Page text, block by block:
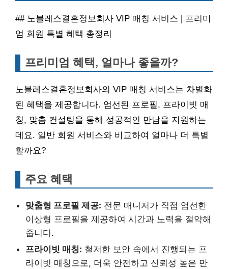
## 노블레스결혼정보회사 VIP 매칭 서비스 | 프리미
엄 회원 특별 혜택 총정리
프리미엄 혜택, 얼마나 좋을까?
노블레스결혼정보회사의 VIP 매칭 서비스는 차별화
된 혜택을 제공합니다. 엄선된 프로필, 프라이빗 매
칭, 맞춤 컨설팅을 통해 성공적인 만남을 지원하는
데요. 일반 회원 서비스와 비교하여 얼마나 더 특별
할까요?
주요 혜택
맞춤형 프로필 제공: 전문 매니저가 직접 엄선한
이상형 프로필을 제공하여 시간과 노력을 절약해
줍니다.
프라이빗 매칭: 철저한 보안 속에서 진행되는 프
라이빗 매칭으로, 더욱 안전하고 신뢰성 높은 만